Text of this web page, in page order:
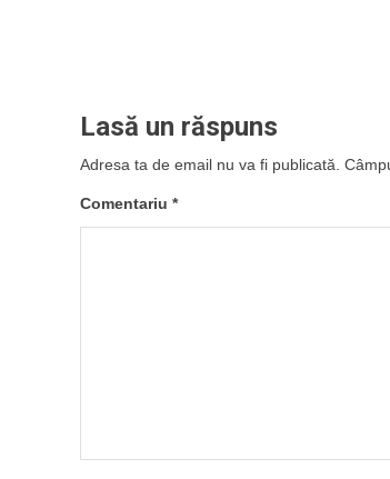
Lasă un răspuns
Adresa ta de email nu va fi publicată.
Comentariu *